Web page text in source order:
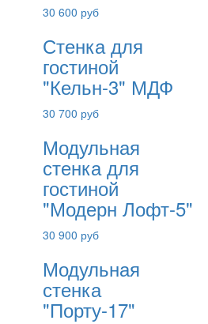
30 600 руб
Стенка для
гостиной
"Кельн-3" МДФ
30 700 руб
Модульная
стенка для
гостиной
"Модерн Лофт-5"
30 900 руб
Модульная
стенка
"Порту-17"